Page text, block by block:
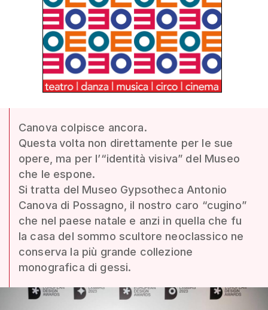
Canova colpisce ancora.
Questa volta non direttamente per le sue
opere, ma per l’“identità visiva” del Museo
che le espone.
Si tratta del Museo Gypsotheca Antonio
Canova di Possagno, il nostro caro “cugino”
che nel paese natale e anzi in quella che fu
la casa del sommo scultore neoclassico ne
conserva la più grande collezione
monografica di gessi.